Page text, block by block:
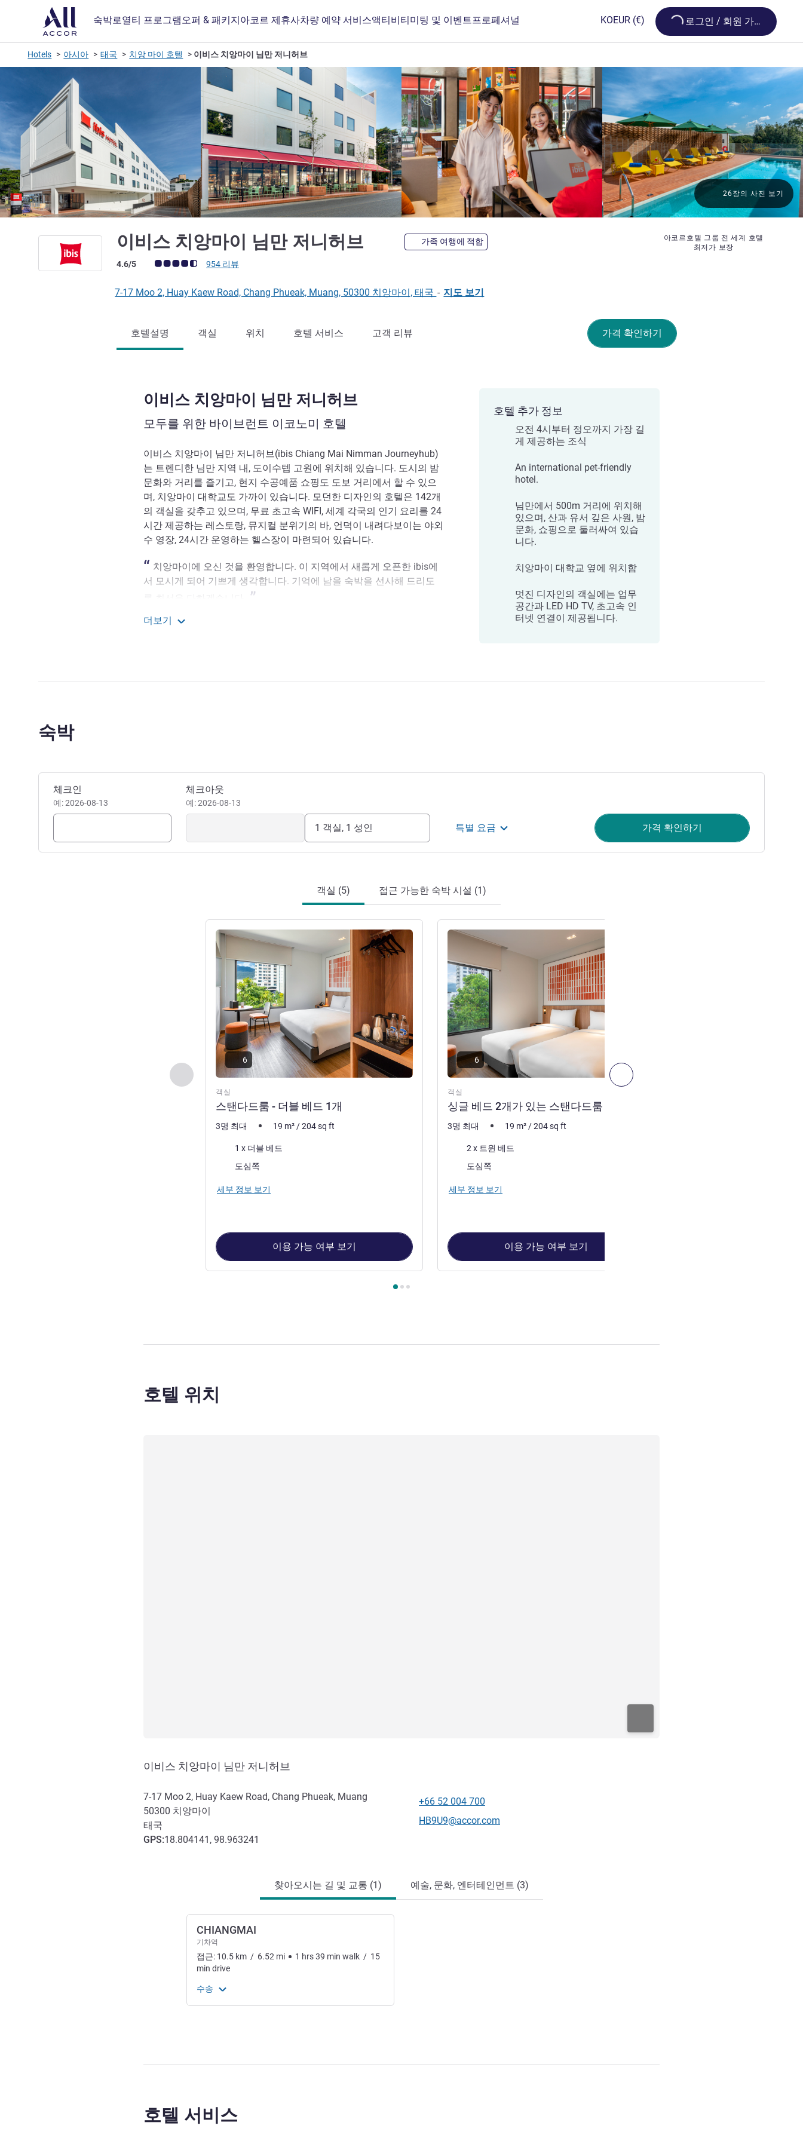
숙박로열티 프로그램 오퍼 & 패키지아코르 제휴사차량 예약 서비스액티비티미팅 및 이벤트 프로페셔널 KOEUR (€) Loading...
로그인 / 회원 가입
Hotels 아시아 태국 치앙 마이 호텔 이비스 치앙마이 님만 저니허브
이비스 치앙마이 님만 저니허브 가족 여행에 적합
고객 평점 (ALL 평가)
4.6/5 954 리뷰
아코르호텔 그룹 전 세계 호텔
최저가 보장
26장의 사진 보기
7-17 Moo 2, Huay Kaew Road, Chang Phueak, Muang, 50300 치앙마이, 태국 - 지도 보기
가격 확인하기
호텔설명 객실 위치 호텔 서비스 고객 리뷰
이비스 치앙마이 님만 저니허브
모두를 위한 바이브런트 이코노미 호텔
이비스 치앙마이 님만 저니허브(ibis Chiang Mai Nimman Journeyhub)
는 트렌디한 님만 지역 내, 도이수텝 고원에 위치해 있습니다. 도시의 밤
문화와 거리를 즐기고, 현지 수공예품 쇼핑도 도보 거리에서 할 수 있으
며, 치앙마이 대학교도 가까이 있습니다. 모던한 디자인의 호텔은 142개
의 객실을 갖추고 있으며, 무료 초고속 WIFI, 세계 각국의 인기 요리를 24
시간 제공하는 레스토랑, 뮤지컬 분위기의 바, 언덕이 내려다보이는 야외
수 영장, 24시간 운영하는 헬스장이 마련되어 있습니다.
치앙마이에 오신 것을 환영합니다. 이 지역에서 새롭게 오픈한 ibis에
서 모시게 되어 기쁘게 생각합니다. 기억에 남을 숙박을 선사해 드리도
더보기
호텔 추가 정보
오전 4시부터 정오까지 가장 길
게 제공하는 조식
An international pet-friendly
hotel.
님만에서 500m 거리에 위치해
있으며, 산과 유서 깊은 사원, 밤
문화, 쇼핑으로 둘러싸여 있습
니다.
치앙마이 대학교 옆에 위치함
멋진 디자인의 객실에는 업무
공간과 LED HD TV, 초고속 인
터넷 연결이 제공됩니다.
숙박
이 호텔 예약하기
체크인
예: 2026-08-13
체크아웃
예: 2026-08-13
1 객실, 1 성인 특별 요금 가격 확인하기
객실 (5) 접근 가능한 숙박 시설 (1)
이전 - 객실 다음 - 객실
객실
스탠다드룸 - 더블 베드 1개
세부 정보 보기
6
3명 최대 19 m² /204sq ft
1 x 더블 베드
도심쪽
세부 정보 보기
이용 가능 여부 보기
객실
싱글 베드 2개가 있는 스탠다드룸
세부 정보 보기
6
3명 최대 19 m² /204sq ft
2 x 트윈 베드
도심쪽
세부 정보 보기
이용 가능 여부 보기
호텔 위치
이비스 치앙마이 님만 저니허브
7-17 Moo 2, Huay Kaew Road, Chang Phueak, Muang
50300 치앙마이
태국
GPS:18.804141, 98.963241
전화
+66 52 004 700
E-mail
HB9U9@accor.com
찾아오시는 길 및 교통 (1) 예술, 문화, 엔터테인먼트 (3)
CHIANGMAI
기차역
접근: 10.5 km / 6.52 mi 1 hrs39 min walk / 15
min drive
수송
호텔 서비스